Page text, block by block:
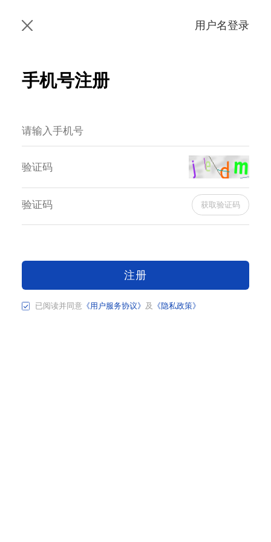
用户名登录
手机号注册
获取验证码
注册
已阅读并同意 《用户服务协议》 及 《隐私政策》